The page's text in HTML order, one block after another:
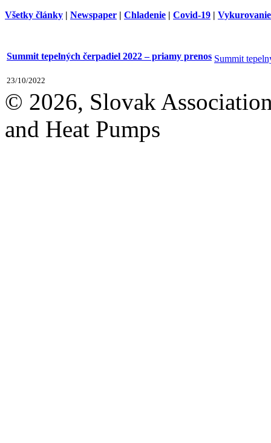
Všetky články | Newspaper | Chladenie | Covid-19 | Vykurovanie
Summit tepelných čerpadiel 2022 – priamy prenos
23/10/2022
Summit
© 2026, Slovak
and Heat Pumps